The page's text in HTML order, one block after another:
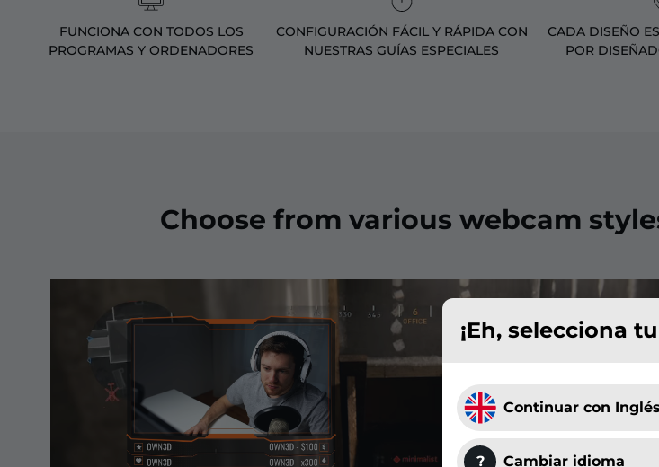
¡Eh, selecciona
Continuar con Inglés
? Cambiar idioma
FUNCIONA CON TODOS LOS
PROGRAMAS Y ORDENADORES
CONFIGURACIÓN FÁCIL Y RÁPIDA CON
NUESTRAS GUÍAS ESPECIALES
CADA DISEÑO
POR
Choose from various webcam